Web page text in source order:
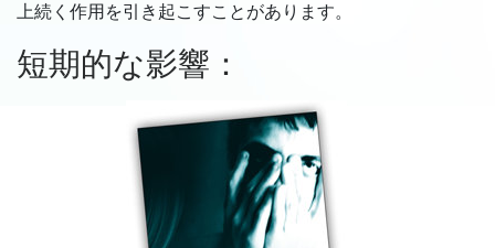
上続く作用を引き起こすことがあります。
短期的な影響：